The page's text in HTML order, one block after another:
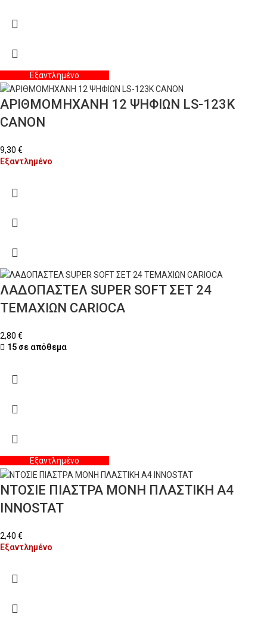
Εξαντλημένο
ΑΡΙΘΜΟΜΗΧΑΝΗ 12 ΨΗΦΙΩΝ LS-123K
CANON
9,30 €
Εξαντλημένο
ΛΑΔΟΠΑΣΤΕΛ SUPER SOFT ΣΕΤ 24
ΤΕΜΑΧΙΩΝ CARIOCA
2,80 €
15 σε απόθεμα
Εξαντλημένο
ΝΤΟΣΙΕ ΠΙΑΣΤΡΑ ΜΟΝΗ ΠΛΑΣΤΙΚΗ Α4
INNOSTAT
2,40 €
Εξαντλημένο